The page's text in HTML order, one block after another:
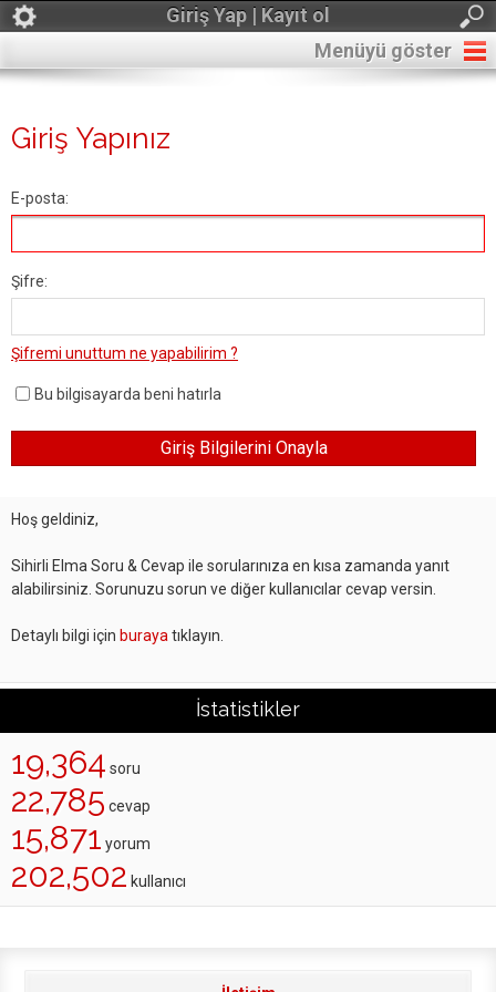
Giriş Yap | Kayıt ol
Menüyü göster
Giriş Yapınız
E-posta:
Şifre:
Şifremi unuttum ne yapabilirim ?
Bu bilgisayarda beni hatırla
Hoş geldiniz,
Sihirli Elma Soru & Cevap ile sorularınıza en kısa zamanda yanıt
alabilirsiniz. Sorunuzu sorun ve diğer kullanıcılar cevap versin.
Detaylı bilgi için buraya tıklayın.
İstatistikler
19,364 soru
22,785 cevap
15,871 yorum
202,502 kullanıcı